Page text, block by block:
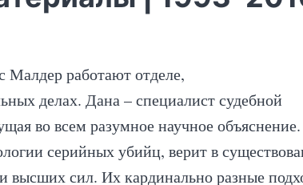
работают отделе,
делах. Дана – специалист судебной
во всем разумное научное объяснение.
серийных убийц, верит в
высших сил. Их кардинально разные